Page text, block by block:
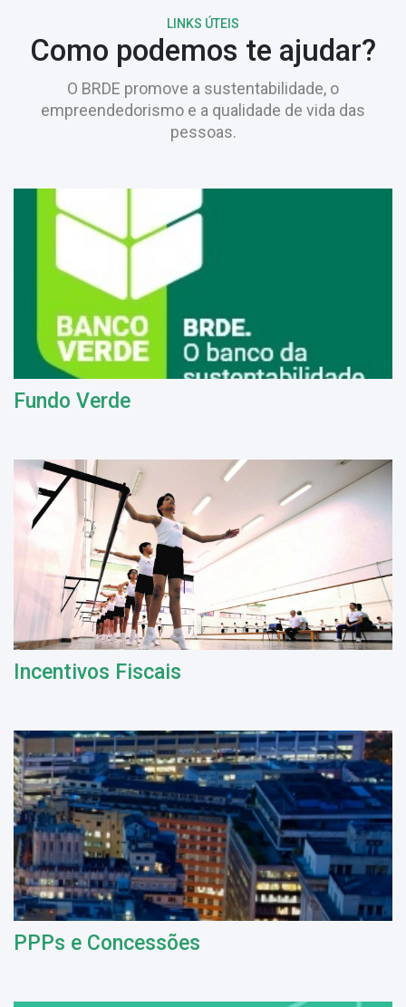
LINKS ÚTEIS
Como podemos te ajudar?
O BRDE promove a sustentabilidade, o
empreendedorismo e a qualidade de vida das
pessoas.
Fundo Verde
Incentivos Fiscais
PPPs e Concessões